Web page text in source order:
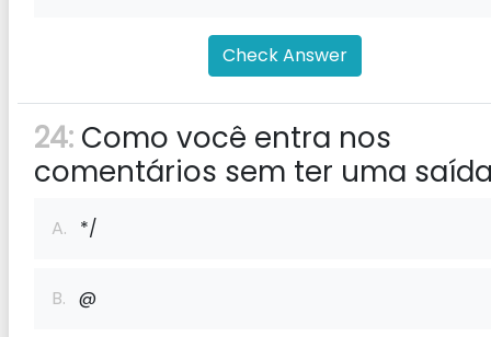
Check Answer
24: Como você entra nos
comentários sem ter uma
A. */
B. @